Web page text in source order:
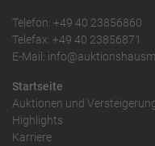
Telefon: +49 40 23856860
Telefax: +49 40 23856871
E-Mail:
Startseite
Auktionen und
Highlights
Karriere